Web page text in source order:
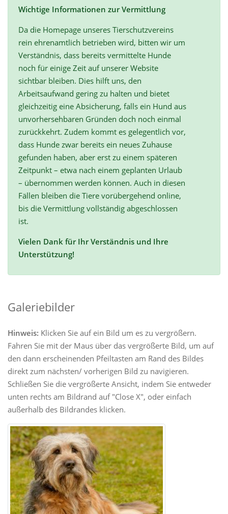
Wichtige Informationen zur Vermittlung
Da die Homepage unseres Tierschutzvereins
rein ehrenamtlich betrieben wird, bitten wir um
Verständnis, dass bereits vermittelte Hunde
noch für einige Zeit auf unserer Website
sichtbar bleiben. Dies hilft uns, den
Arbeitsaufwand gering zu halten und bietet
gleichzeitig eine Absicherung, falls ein Hund aus
unvorhersehbaren Gründen doch noch einmal
zurückkehrt. Zudem kommt es gelegentlich vor,
dass Hunde zwar bereits ein neues Zuhause
gefunden haben, aber erst zu einem späteren
Zeitpunkt – etwa nach einem geplanten Urlaub
– übernommen werden können. Auch in diesen
Fällen bleiben die Tiere vorübergehend online,
bis die Vermittlung vollständig abgeschlossen
ist.
Vielen Dank für Ihr Verständnis und Ihre
Unterstützung!
Galeriebilder
Hinweis: Klicken Sie auf ein Bild um es zu vergrößern.
Fahren Sie mit der Maus über das vergrößerte Bild, um auf
den dann erscheinenden Pfeiltasten am Rand des Bildes
direkt zum nächsten/ vorherigen Bild zu navigieren.
Schließen Sie die vergrößerte Ansicht, indem Sie entweder
unten rechts am Bildrand auf "Close X", oder einfach
außerhalb des Bildrandes klicken.